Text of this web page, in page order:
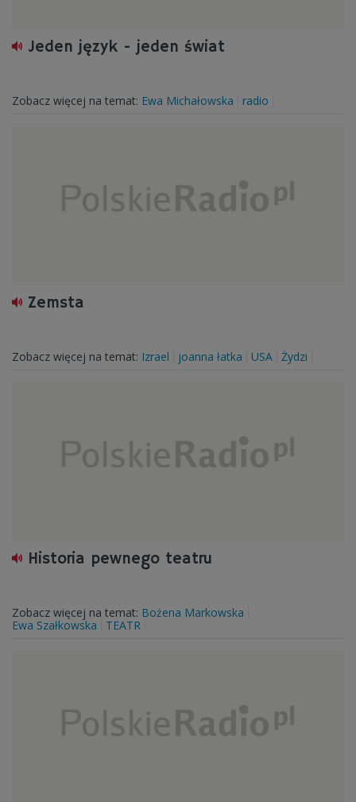
Jeden język - jeden świat
Zobacz więcej na temat: Ewa Michałowska radio
Zemsta
Zobacz więcej na temat: Izrael joanna łatka USA Żydzi
Historia pewnego teatru
Zobacz więcej na temat: Bożena Markowska
Ewa Szałkowska
TEATR